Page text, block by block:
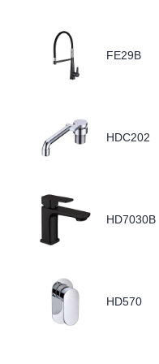
FE29B
HDC202
HD7030B
HD570